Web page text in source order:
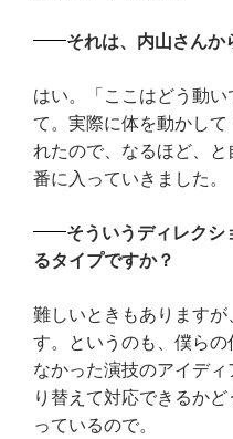
それは、内山さんか
はい。「ここはどう動
て。実際に体を動かし
れたので、なるほど、
番に入っていきました。
そういうディレクシ
るタイプですか？
難しいときもあります
す。というのも、僕ら
なかった演技のアイデ
り替えて対応できるか
っているので。